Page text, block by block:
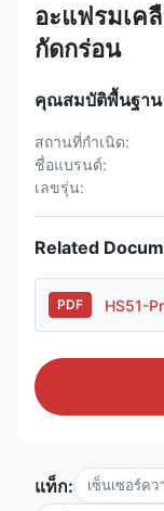
อะแฟรมเค
กัดกร่อน
คุณสมบัติพื้นฐาน
สถานที่กำเนิด:
ชื่อแบรนด์:
เลขรุ่น:
Related
PDF HS51-
แท็ก: เซ็นเซอร์ค